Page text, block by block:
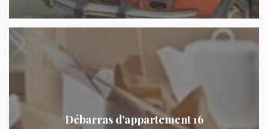
Débarras d'appartement 16